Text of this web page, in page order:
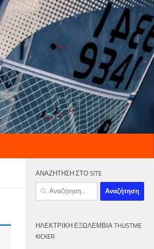
ΑΝΑΖΗΤΗΣΗ ΣΤΟ SITE
Αναζήτηση
ΗΛΕΚΤΡΙΚΉ ΕΞΩΛΈΜΒΙΑ THUSTME
KICKER